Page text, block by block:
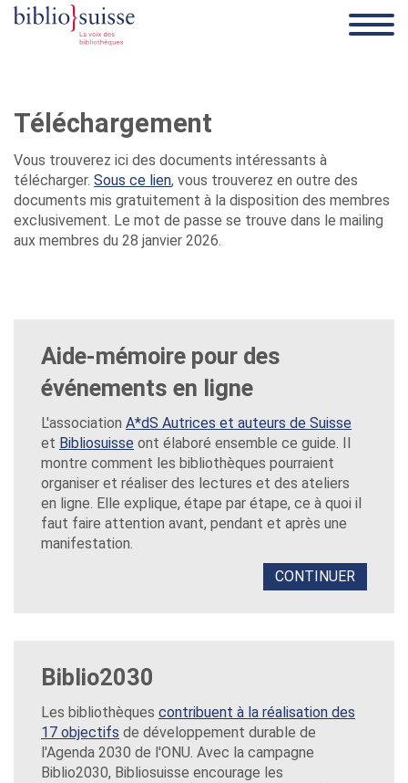
Téléchargement
Vous trouverez ici des documents intéressants à
télécharger. Sous ce lien, vous trouverez en outre des
documents mis gratuitement à la disposition des membres
exclusivement. Le mot de passe se trouve dans le mailing
aux membres du 28 janvier 2026.
Aide-mémoire pour des
événements en ligne
L'association A*dS Autrices et auteurs de Suisse
et Bibliosuisse ont élaboré ensemble ce guide. Il
montre comment les bibliothèques pourraient
organiser et réaliser des lectures et des ateliers
en ligne. Elle explique, étape par étape, ce à quoi il
faut faire attention avant, pendant et après une
manifestation.
CONTINUER
Biblio2030
Les bibliothèques contribuent à la réalisation des
17 objectifs de développement durable de
l'Agenda 2030 de l'ONU. Avec la campagne
Biblio2030, Bibliosuisse encourage les